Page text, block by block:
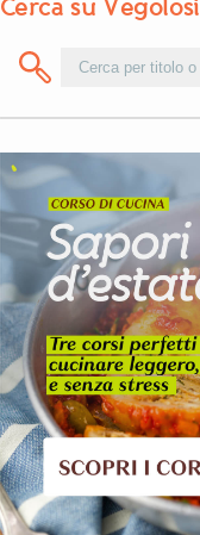
Cerca su Vegolosi